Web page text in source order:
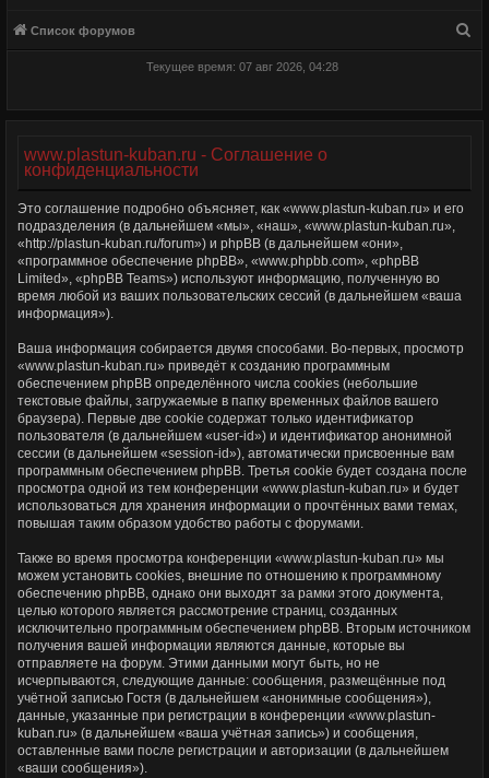
Список форумов
Текущее время: 07 авг 2026, 04:28
www.plastun-kuban.ru - Соглашение о
конфиденциальности
Это соглашение подробно объясняет, как «www.plastun-kuban.ru» и его
подразделения (в дальнейшем «мы», «наш», «www.plastun-kuban.ru»,
«http://plastun-kuban.ru/forum») и phpBB (в дальнейшем «они»,
«программное обеспечение phpBB», «www.phpbb.com», «phpBB
Limited», «phpBB Teams») используют информацию, полученную во
время любой из ваших пользовательских сессий (в дальнейшем «ваша
информация»).
Ваша информация собирается двумя способами. Во-первых, просмотр
«www.plastun-kuban.ru» приведёт к созданию программным
обеспечением phpBB определённого числа cookies (небольшие
текстовые файлы, загружаемые в папку временных файлов вашего
браузера). Первые две cookie содержат только идентификатор
пользователя (в дальнейшем «user-id») и идентификатор анонимной
сессии (в дальнейшем «session-id»), автоматически присвоенные вам
программным обеспечением phpBB. Третья cookie будет создана после
просмотра одной из тем конференции «www.plastun-kuban.ru» и будет
использоваться для хранения информации о прочтённых вами темах,
повышая таким образом удобство работы с форумами.
Также во время просмотра конференции «www.plastun-kuban.ru» мы
можем установить cookies, внешние по отношению к программному
обеспечению phpBB, однако они выходят за рамки этого документа,
целью которого является рассмотрение страниц, созданных
исключительно программным обеспечением phpBB. Вторым источником
получения вашей информации являются данные, которые вы
отправляете на форум. Этими данными могут быть, но не
исчерпываются, следующие данные: сообщения, размещённые под
учётной записью Гостя (в дальнейшем «анонимные сообщения»),
данные, указанные при регистрации в конференции «www.plastun-
kuban.ru» (в дальнейшем «ваша учётная запись») и сообщения,
оставленные вами после регистрации и авторизации (в дальнейшем
«ваши сообщения»).